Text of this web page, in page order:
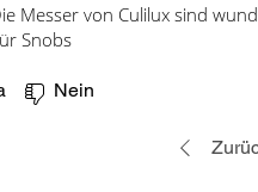
Messer von Culilux sind
Snobs
Nein